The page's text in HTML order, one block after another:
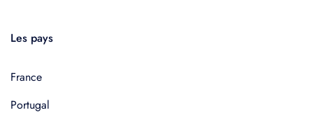
Les pays
France
Portugal